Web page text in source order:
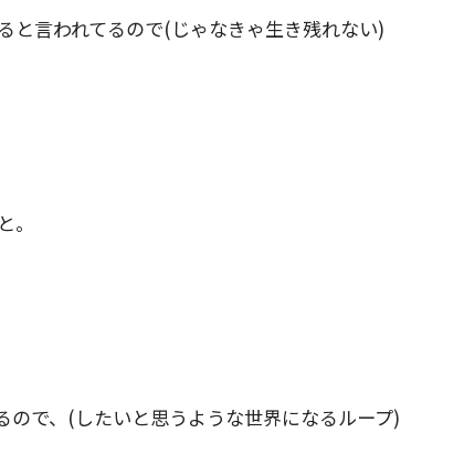
と言われてるので(じゃなきゃ生き残れない)
で、(したいと思うような世界になるループ)